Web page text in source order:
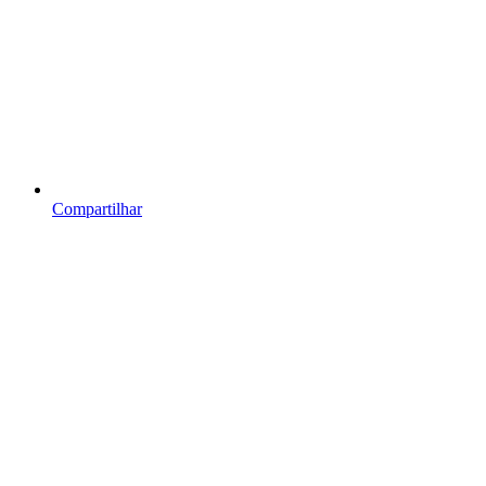
Compartilhar